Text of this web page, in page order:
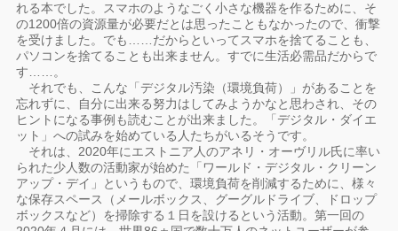
れる本でした。スマホのようなごく小さな機器を作るために、そ
の1200倍の資源量が必要だとは思ったこともなかったので、衝撃
を受けました。でも……だからといってスマホを捨てることも、
パソコンを捨てることも出来ません。すでに生活必需品だからで
す……。
それでも、こんな「デジタル汚染（環境負荷）」があることを
忘れずに、自分に出来る努力はしてみようかなと思わされ、その
ヒントになる事例も読むことが出来ました。「デジタル・ダイエ
ット」への試みを始めている人たちがいるそうです。
それは、2020年にエストニア人のアネリ・オーヴリル氏に率い
られた少人数の活動家が始めた「ワールド・デジタル・クリーン
アップ・デイ」というもので、環境負荷を削減するために、様々
な保存スペース（メールボックス、グーグルドライブ、ドロップ
ボックスなど）を掃除する１日を設けるという活動。第一回の